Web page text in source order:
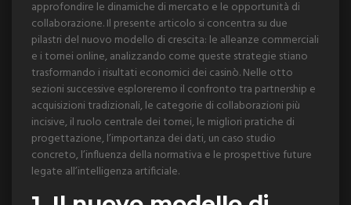
approfondire le dinamiche di mercato e le opportunità di
collaborazione. Il presente articolo si concentra su due
pilastri del nuovo modello di crescita: le alleanze commerciali
e i tornei online, analizzando come queste strategie stiano
trasformando i risultati economici dei casinò. Nelle otto
sezioni successive esploreremo il confronto tra partnership e
acquisizioni tradizionali, le categorie di collaborazioni più
incisive, il ruolo centrale dei tornei, le migliori pratiche di
progettazione, l’importanza dei dati, un caso studio
concreto, l’influenza della normativa e le prospettive future
legate all’intelligenza artificiale.